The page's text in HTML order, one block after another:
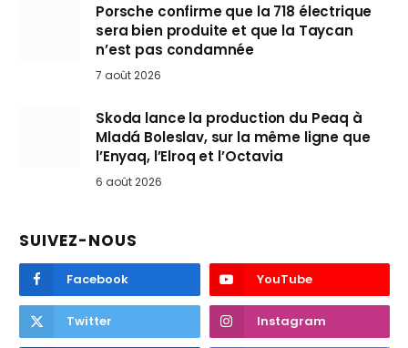
Porsche confirme que la 718 électrique
sera bien produite et que la Taycan
n’est pas condamnée
7 août 2026
Skoda lance la production du Peaq à
Mladá Boleslav, sur la même ligne que
l’Enyaq, l’Elroq et l’Octavia
6 août 2026
SUIVEZ-NOUS
Facebook YouTube
Twitter Instagram